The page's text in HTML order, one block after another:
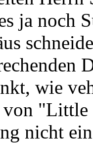
ja noch
wie
von
nicht